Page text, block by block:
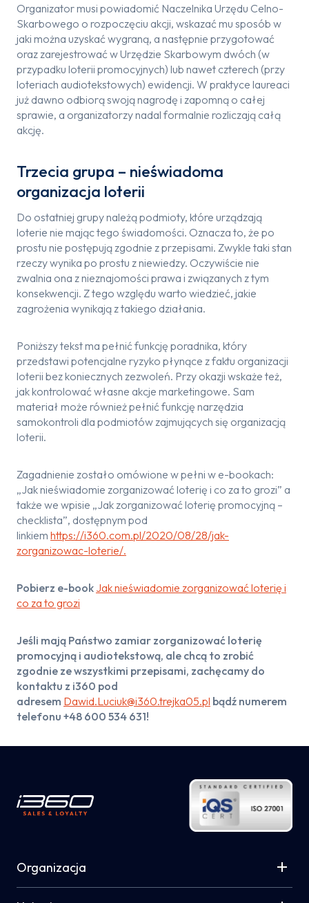
Organizator musi powiadomić Naczelnika Urzędu Celno-
Skarbowego o rozpoczęciu akcji, wskazać mu sposób w
jaki można uzyskać wygraną, a następnie przygotować
oraz zarejestrować w Urzędzie Skarbowym dwóch (w
przypadku loterii promocyjnych) lub nawet czterech (przy
loteriach audiotekstowych) ewidencji. W praktyce laureaci
już dawno odbiorą swoją nagrodę i zapomną o całej
sprawie, a organizatorzy nadal formalnie rozliczają całą
akcję.
Trzecia grupa – nieświadoma
organizacja loterii
Do ostatniej grupy należą podmioty, które urządzają
loterie nie mając tego świadomości. Oznacza to, że po
prostu nie postępują zgodnie z przepisami. Zwykle taki stan
rzeczy wynika po prostu z niewiedzy. Oczywiście nie
zwalnia ona z nieznajomości prawa i związanych z tym
konsekwencji. Z tego względu warto wiedzieć, jakie
zagrożenia wynikają z takiego działania.
Poniższy tekst ma pełnić funkcję poradnika, który
przedstawi potencjalne ryzyko płynące z faktu organizacji
loterii bez koniecznych zezwoleń. Przy okazji wskaże też,
jak kontrolować własne akcje marketingowe. Sam
materiał może również pełnić funkcję narzędzia
samokontroli dla podmiotów zajmujących się organizacją
loterii.
Zagadnienie zostało omówione w pełni w e-bookach:
„Jak nieświadomie zorganizować loterię i co za to grozi” a
także we wpisie „Jak zorganizować loterię promocyjną –
checklista”, dostępnym pod
linkiem https://i360.com.pl/2020/08/28/jak-
zorganizowac-loterie/.
Pobierz e-book Jak nieświadomie zorganizować loterię i
co za to grozi
Jeśli mają Państwo zamiar zorganizować loterię
promocyjną i audiotekstową, ale chcą to zrobić
zgodnie ze wszystkimi przepisami, zachęcamy do
kontaktu z i360 pod
adresem Dawid.Luciuk@i360.trejka05.pl bądź numerem
telefonu +48 600 534 631!
Organizacja